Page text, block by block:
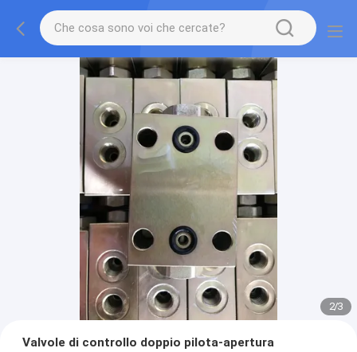
2/3
Valvole di controllo doppio pilota-apertura